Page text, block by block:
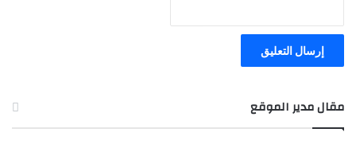
مقال مدير الموقع